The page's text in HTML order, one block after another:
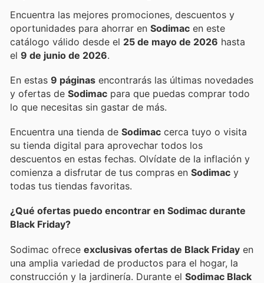
Encuentra las mejores promociones, descuentos y
oportunidades para ahorrar en Sodimac en este
catálogo válido desde el 25 de mayo de 2026 hasta
el 9 de junio de 2026.
En estas 9 páginas encontrarás las últimas novedades
y ofertas de Sodimac para que puedas comprar todo
lo que necesitas sin gastar de más.
Encuentra una tienda de Sodimac cerca tuyo o visita
su tienda digital para aprovechar todos los
descuentos en estas fechas. Olvídate de la inflación y
comienza a disfrutar de tus compras en Sodimac y
todas tus tiendas favoritas.
¿Qué ofertas puedo encontrar en Sodimac durante
Black Friday?
Sodimac ofrece exclusivas ofertas de Black Friday en
una amplia variedad de productos para el hogar, la
construcción y la jardinería. Durante el Sodimac Black